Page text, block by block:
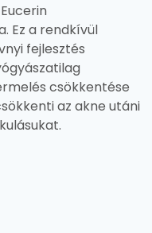
Ez a rendkívül
fejlesztés
csökkentése
az akne utáni